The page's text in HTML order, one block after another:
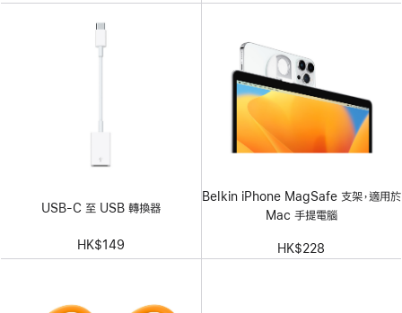
USB-C 至 USB 轉換器
HK$149
Belkin iPhone MagSafe 支架，適用於
Mac 手提電腦
HK$228